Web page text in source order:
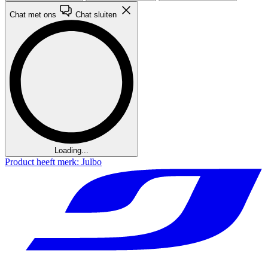
Chat met ons Chat sluiten
Loading...
Product heeft merk: Julbo